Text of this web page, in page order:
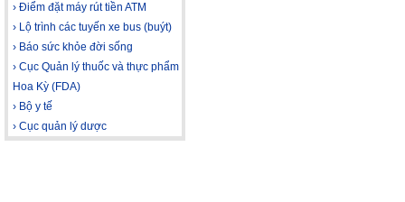
› Điểm đặt máy rút tiền ATM
› Lộ trình các tuyến xe bus (buýt)
› Báo sức khỏe đời sống
› Cục Quản lý thuốc và thực phẩm
Hoa Kỳ (FDA)
› Bộ y tế
› Cục quản lý dược